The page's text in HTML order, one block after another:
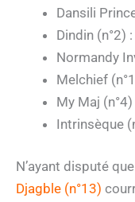
Dansili
Dindin (n°2)
Normandy
Melchief
My Maj
Intrinsèque
N’ayant disputé
Djagble (n°13)